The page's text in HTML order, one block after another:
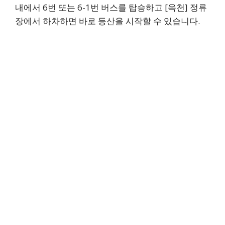
내에서 6번 또는 6-1번 버스를 탑승하고 [옥천] 정류
장에서 하차하면 바로 등산을 시작할 수 있습니다.